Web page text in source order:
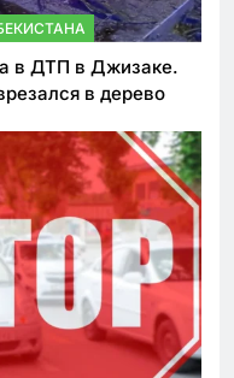
в ДТП в Джизаке.
в дерево